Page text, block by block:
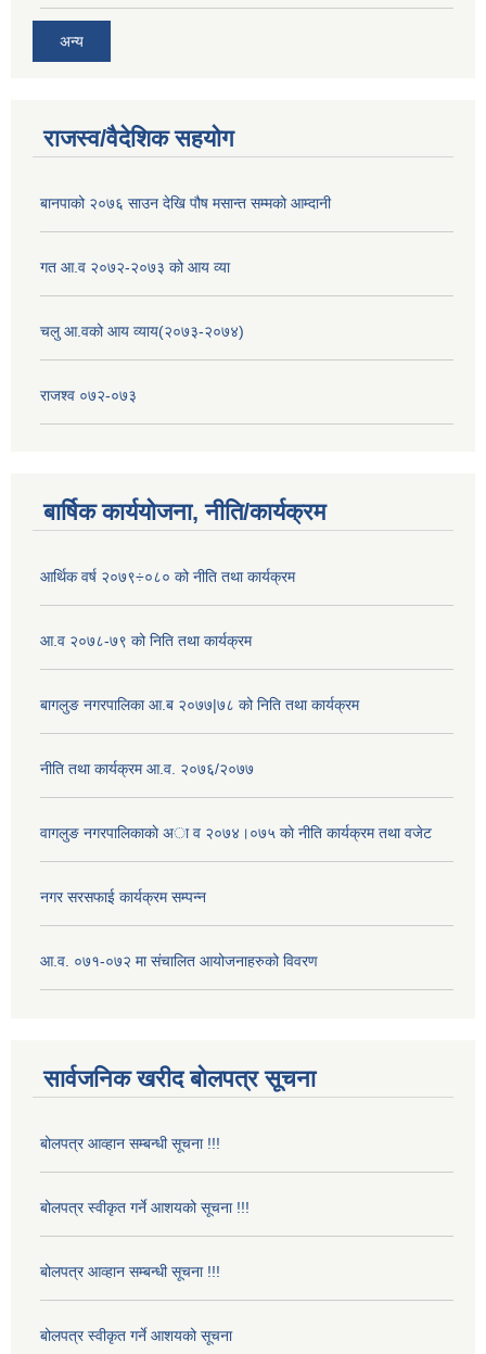
अन्य
राजस्व/वैदेशिक सहयोग
बानपाको २०७६ साउन देखि पौष मसान्त सम्मको आम्दानी
गत आ.व २०७२-२०७३ को आय व्या
चलु आ.वको आय व्याय(२०७३-२०७४)
राजश्व ०७२-०७३
बार्षिक कार्ययोजना, नीति/कार्यक्रम
आर्थिक वर्ष २०७९÷०८० को नीति तथा कार्यक्रम
आ.व २०७८-७९ को निति तथा कार्यक्रम
बागलुङ नगरपालिका आ.ब २०७७|७८ को निति तथा कार्यक्रम
नीति तथा कार्यक्रम आ.व. २०७६/२०७७
वागलुङ नगरपालिकाकाे अा‍ व २०७४।०७५ काे नीति कार्यक्रम तथा वजेट
नगर सरसफाई कार्यक्रम सम्पन्न
आ.व. ०७१-०७२ मा संचालित आयोजनाहरुको विवरण
सार्वजनिक खरीद बोलपत्र सूचना
बोलपत्र आव्हान सम्बन्धी सूचना !!!
बोलपत्र स्वीकृत गर्ने आशयको सूचना !!!
बोलपत्र आव्हान सम्बन्धी सूचना !!!
बोलपत्र स्वीकृत गर्ने आशयको सूचना